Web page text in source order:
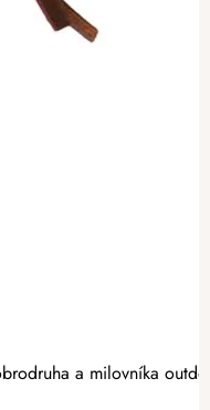
a milovníka